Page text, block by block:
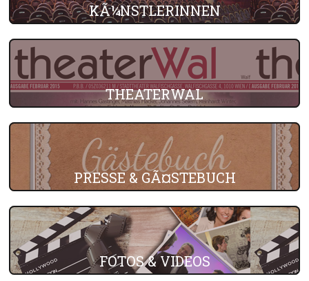
KÃ¼NSTLERINNEN
THEATERWAL
PRESSE & GÃ¤STEBUCH
FOTOS & VIDEOS